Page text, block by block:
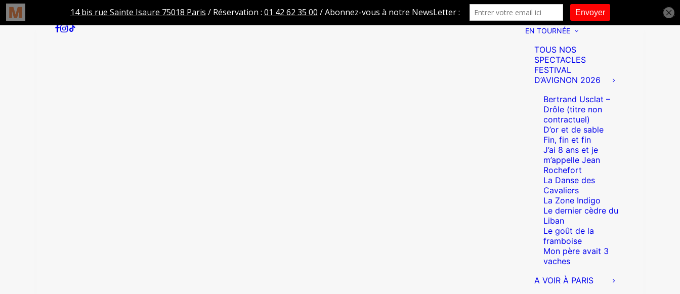
EN TOURNÉE
TOUS NOS
SPECTACLES
FESTIVAL
D’AVIGNON 2026
Bertrand Usclat –
Drôle (titre non
contractuel)
D’or et de sable
Fin, fin et fin
J’ai 8 ans et je
m’appelle Jean
Rochefort
La Danse des
Cavaliers
La Zone Indigo
Le dernier cèdre du
Liban
Le goût de la
framboise
Mon père avait 3
vaches
A VOIR À PARIS